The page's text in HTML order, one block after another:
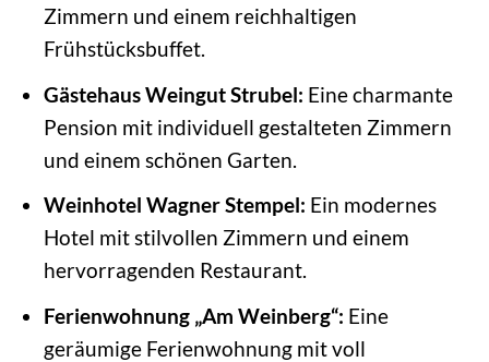
Zimmern und einem reichhaltigen
Frühstücksbuffet.
Gästehaus Weingut Strubel: Eine charmante
Pension mit individuell gestalteten Zimmern
und einem schönen Garten.
Weinhotel Wagner Stempel: Ein modernes
Hotel mit stilvollen Zimmern und einem
hervorragenden Restaurant.
Ferienwohnung „Am Weinberg“: Eine
geräumige Ferienwohnung mit voll